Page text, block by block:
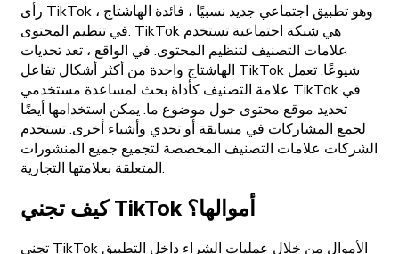
رأى TikTok ، وهو تطبيق اجتماعي جديد نسبيًا ، فائدة الهاشتاج
في تنظيم المحتوى. TikTok هي شبكة اجتماعية تستخدم
علامات التصنيف لتنظيم المحتوى. في الواقع ، تعد تحديات
الهاشتاج واحدة من أكثر أشكال تفاعل TikTok شيوعًا. تعمل
علامة التصنيف كأداة بحث لمساعدة مستخدمي TikTok في
تحديد موقع محتوى حول موضوع ما. يمكن استخدامها أيضًا
لجمع المشاركات في مسابقة أو تحدي وأشياء أخرى. تستخدم
الشركات علامات التصنيف المخصصة لتجميع جميع المنشورات
المتعلقة بعلامتها التجارية.
كيف تجني TikTok أموالها؟
تجني TikTok الأموال من خلال عمليات الشراء داخل التطبيق